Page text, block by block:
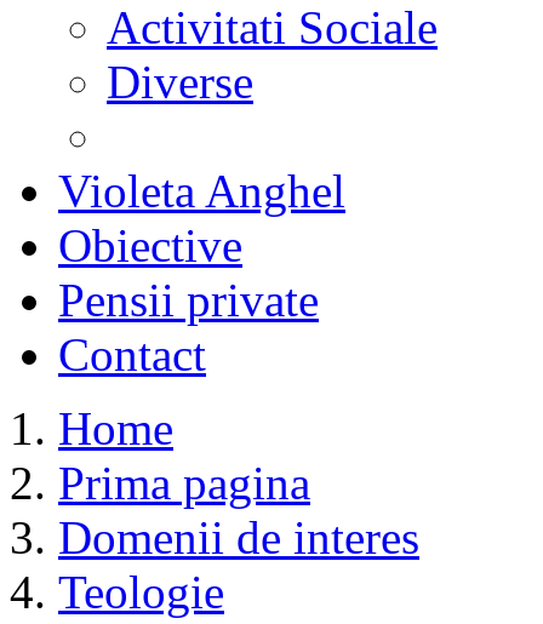
Activitati Sociale
Diverse
Violeta Anghel
Obiective
Pensii private
Contact
Home
Prima pagina
Domenii de interes
Teologie